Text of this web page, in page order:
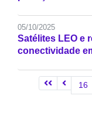
05/10/2025
Satélites LEO e
conectividade
16